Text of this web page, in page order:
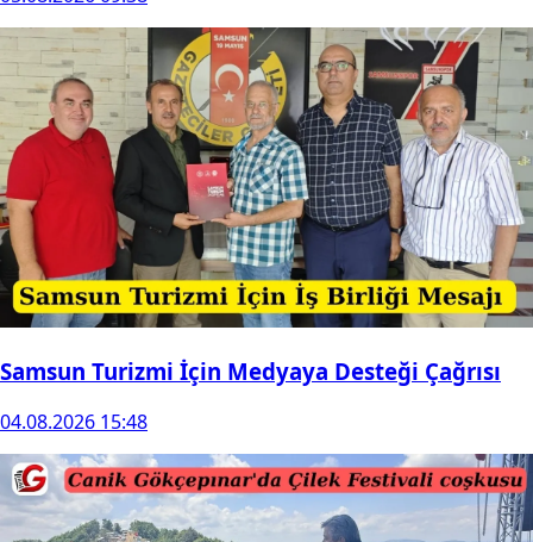
Samsun Turizmi İçin Medyaya Desteği Çağrısı
04.08.2026 15:48